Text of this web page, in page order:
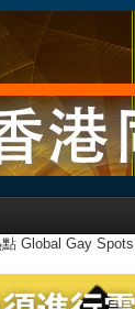
Global Gay